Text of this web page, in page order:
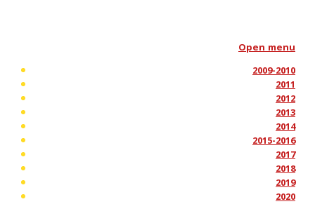
Open menu
2009-2010
2011
2012
2013
2014
2015-2016
2017
2018
2019
2020